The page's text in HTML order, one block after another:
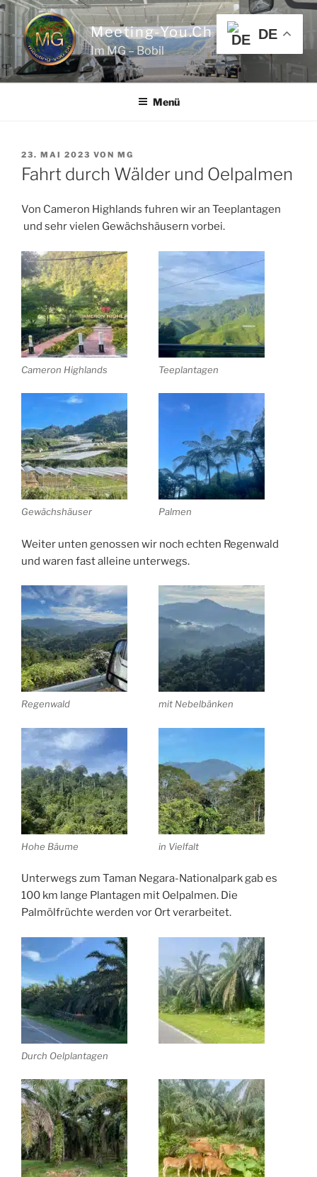
Zum
Inhalt
springen
Meeting-You.ch
Im MG – Bobil
Menü
VERÖFFENTLICHT
AM
23. MAI 2023 VON MG
Fahrt durch Wälder und Oelpalmen
Von Cameron Highlands fuhren wir an Teeplantagen
und sehr vielen Gewächshäusern vorbei.
Cameron Highlands Teeplantagen
Gewächshäuser Palmen
Weiter unten genossen wir noch echten Regenwald
und waren fast alleine unterwegs.
Regenwald mit Nebelbänken
Hohe Bäume in Vielfalt
Unterwegs zum Taman Negara-Nationalpark gab es
100 km lange Plantagen mit Oelpalmen. Die
Palmölfrüchte werden vor Ort verarbeitet.
Durch Oelplantagen
DE